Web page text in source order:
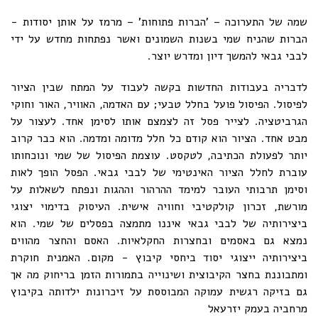
שמה של התערוכה – 'הברות פתוחות' – מרמז על אותן יסודות -
הברות שהניח שמי בשנות השמונים ואשר נפתחות מחדש על ידי
לבבי גבאי להמשך דיון ומדרש יוצר.
לדבריה בעבודות החדשות בקשה לעבוד על המתח שבין הציור
לפיסול. הפיסול פועל בחלל טבעי; עם האדמה, האוויר, האור וחוקי
הגרביטציה. לצייר פסל זה לצמצם אותו לסימן אחד. לעצור על
מבט אחד. הציור הוא קודם כל חלל מדומה ומדמה. הוא כבר קרוב
יותר לפעולת הכתיבה, לטקסט. עוצמת הפיסול של שמי ונוכחותו
עוברת לחלל הציור האינטימי של לבבי גבאי. הפסל הופך לאות
וסימן תרבותי העובר למימד ההרהור וההגות ונפתח לשאלות על
מורשת, זכרון קולקטיבי וחוויה אישית. העיסוק בדימוי יצוגי
ביצירותיה של לבבי גבאי איננו מתמצה בפסלים של שמי. הוא
נמצא גם באסמים ובחצרות החקלאיות. האסם והחצר מהווים
ביצירותיה ייצוגי יסוד ביחסי קיבוץ - מקום. האמנית חוקרת
ומתבוננת בחצר הקיבוצית ושינוייה בתמורות הזמן בריחוק מה אך
גם בזיקה רגשית עמוקה המבוססת על זיכרונות ילדותה בקיבוץ
מרחביה בעמק יזרעאל